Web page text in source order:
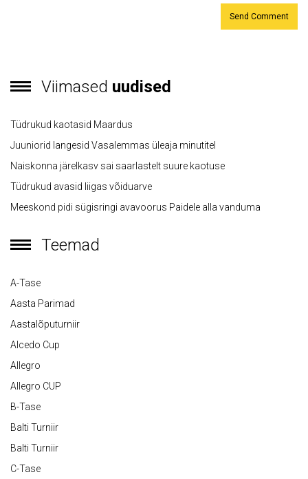
Viimased uudised
Tüdrukud kaotasid Maardus
Juuniorid langesid Vasalemmas üleaja minutitel
Naiskonna järelkasv sai saarlastelt suure kaotuse
Tüdrukud avasid liigas võiduarve
Meeskond pidi sügisringi avavoorus Paidele alla vanduma
Teemad
A-Tase
Aasta Parimad
Aastalõputurniir
Alcedo Cup
Allegro
Allegro CUP
B-Tase
Balti Turniir
Balti Turniir
C-Tase